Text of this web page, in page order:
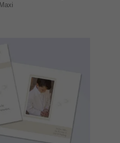
Maxi